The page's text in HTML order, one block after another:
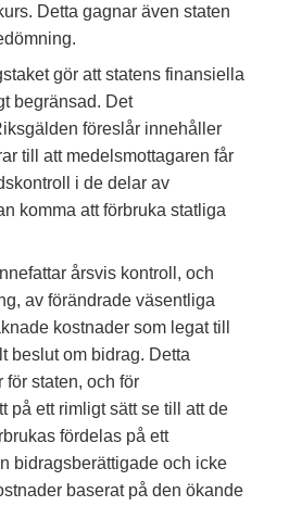
Detta gagnar även staten
gör att statens finansiella
begränsad. Det
föreslår innehåller
till att medelsmottagaren får
i de delar av
komma att förbruka statliga
årsvis kontroll, och
av förändrade väsentliga
kostnader som legat till
beslut om bidrag. Detta
för staten, och för
på ett rimligt sätt se till att de
fördelas på ett
bidragsberättigade och icke
baserat på den ökande